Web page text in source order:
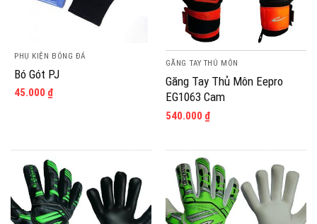
PHỤ KIỆN BÓNG ĐÁ
Bó Gót PJ
45.000 ₫
GĂNG TAY THỦ MÔN
Găng Tay Thủ Môn Eepro
EG1063 Cam
540.000 ₫